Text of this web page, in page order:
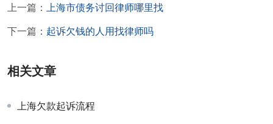
上一篇：
上海市债务讨回律师哪里找
下一篇： 起诉欠钱的人用找律师吗
相关文章
上海欠款起诉流程